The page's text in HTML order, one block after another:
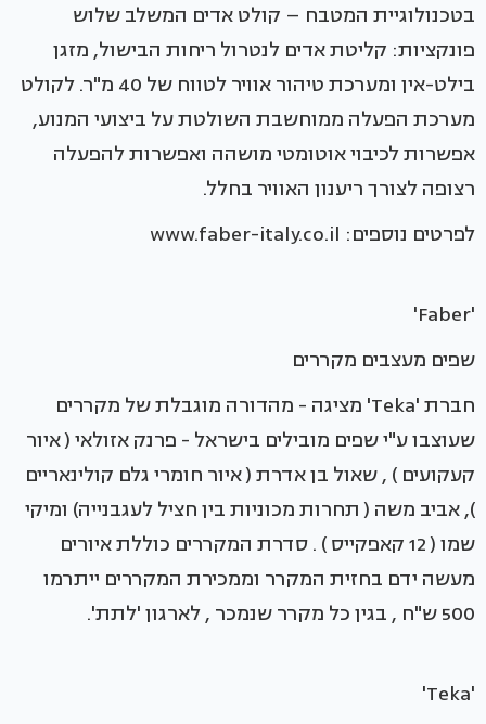
בטכנולוגיית המטבח – קולט אדים המשלב שלוש
פונקציות: קליטת אדים לנטרול ריחות הבישול, מזגן
בילט-אין ומערכת טיהור אוויר לטווח של 40 מ"ר. לקולט
מערכת הפעלה ממוחשבת השולטת על ביצועי המנוע,
אפשרות לכיבוי אוטומטי מושהה ואפשרות להפעלה
רצופה לצורך ריענון האוויר בחלל.
לפרטים נוספים: www.faber-italy.co.il
'Faber'
שפים מעצבים מקררים
חברת 'Teka' מציגה - מהדורה מוגבלת של מקררים
שעוצבו ע"י שפים מובילים בישראל - פרנק אזולאי ( איור
קעקועים ) , שאול בן אדרת ( איור חומרי גלם קולינאריים
), אביב משה ( תחרות מכוניות בין חציל לעגבנייה) ומיקי
שמו ( 12 קאפקייס ) . סדרת המקררים כוללת איורים
מעשה ידם בחזית המקרר וממכירת המקררים ייתרמו
500 ש"ח , בגין כל מקרר שנמכר , לארגון 'לתת'.
'Teka'